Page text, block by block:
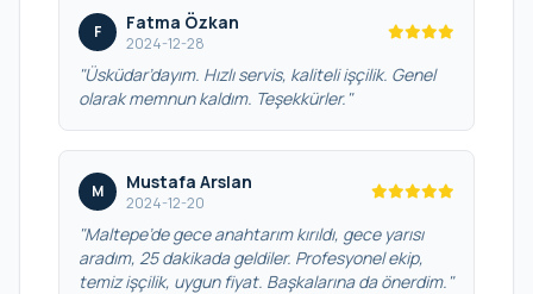
F Fatma Özkan
2024-12-28
"Üsküdar’dayım. Hızlı servis, kaliteli işçilik. Genel
olarak memnun kaldım. Teşekkürler."
M Mustafa Arslan
2024-12-20
"Maltepe’de gece anahtarım kırıldı, gece yarısı
aradım, 25 dakikada geldiler. Profesyonel ekip,
temiz işçilik, uygun fiyat. Başkalarına da önerdim."